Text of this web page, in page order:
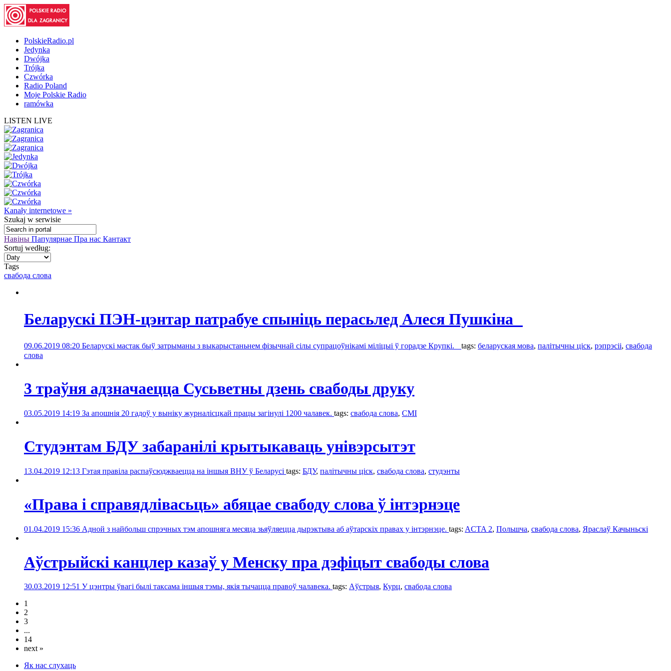
PolskieRadio.pl
Jedynka
Dwójka
Trójka
Czwórka
Radio Poland
Moje Polskie Radio
ramówka
LISTEN LIVE
Kanały internetowe »
Szukaj w serwisie
Навіны Папулярнае Пра нас Кантакт
Sortuj według:
Tags
свабода слова
Беларускі ПЭН-цэнтар патрабуе спыніць перасьлед Алеся Пушкіна
09.06.2019 08:20 Беларускі мастак быў затрыманы з выкарыстаньнем фізычнай сілы супрацоўнікамі міліцыі ў горадзе Крупкі. tags: беларуская мова, палітычны ціск, рэпрэсіі, свабода
слова
3 траўня адзначаецца Сусьветны дзень свабоды друку
03.05.2019 14:19 За апошнія 20 гадоў у выніку журналісцкай працы загінулі 1200 чалавек. tags: свабода слова, СМІ
Студэнтам БДУ забаранілі крытыкаваць унівэрсытэт
13.04.2019 12:13 Гэтая правіла распаўсюджваецца на іншыя ВНУ ў Беларусі tags: БДУ, палітычны ціск, свабода слова, студэнты
«Права і справядлівасьць» абяцае свабоду слова ў інтэрнэце
01.04.2019 15:36 Адной з найбольш спрэчных тэм апошняга месяца зьяўляецца дырэктыва аб аўтарскіх правах у інтэрнэце. tags: ACTA 2, Польшчa, свабода слова, Яраслаў Качыньскі
Аўстрыйскі канцлер казаў у Менску пра дэфіцыт свабоды слова
30.03.2019 12:51 У цэнтры ўвагі былі таксама іншыя тэмы, якія тычацца правоў чалавека. tags: Аўстрыя, Курц, свабода слова
1
2
3
...
14
next »
Як нас слухаць